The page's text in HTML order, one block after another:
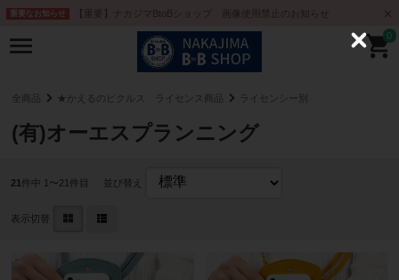
重要なお知らせ 【重要】ナカジマBtoBショップ 画像使用禁止のお知らせ
0
全商品 ★かえるのピクルス ライセンス商品 ライセンシー別
(有)オーエスプランニング
21 件中 1〜21件目 並び替え
表示切替
C